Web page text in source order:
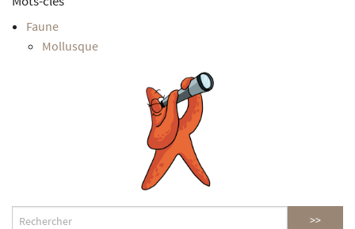
Faune
Mollusque